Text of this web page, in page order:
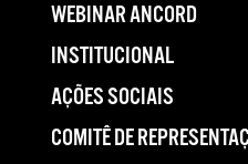
WEBINAR ANCORD
INSTITUCIONAL
AÇÕES SOCIAIS
COMITÊ DE